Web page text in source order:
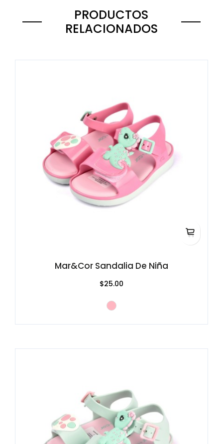
PRODUCTOS
RELACIONADOS
Mar&Cor Sandalia De Niña
$25.00